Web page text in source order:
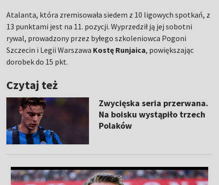
Atalanta, która zremisowała siedem z 10 ligowych spotkań, z
13 punktami jest na 11. pozycji. Wyprzedził ją jej sobotni
rywal, prowadzony przez byłego szkoleniowca Pogoni
Szczecin i Legii Warszawa Kostę Runjaica, powiększając
dorobek do 15 pkt.
Czytaj też
Zwycięska seria przerwana.
Na boisku wystąpiło trzech
Polaków